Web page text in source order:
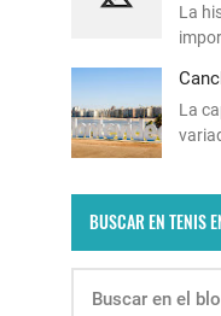
La
La
BUSCAR EN TENIS